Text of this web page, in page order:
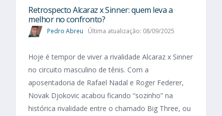
Retrospecto Alcaraz x Sinner: quem leva a
melhor no confronto?
Pedro Abreu Última atualização: 08/09/2025
Hoje é tempor de viver a rivalidade Alcaraz x Sinner
no circuito masculino de tênis. Com a
aposentadoria de Rafael Nadal e Roger Federer,
Novak Djokovic acabou ficando “sozinho” na
histórica rivalidade entre o chamado Big Three, ou